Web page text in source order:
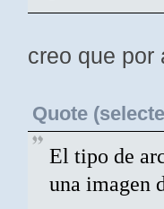
creo que por
Quote
El tipo de
una imagen